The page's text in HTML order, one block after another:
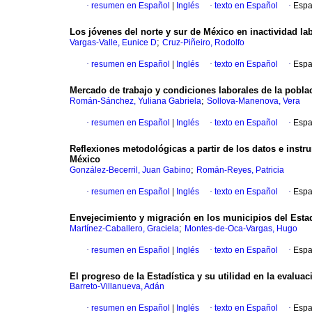
· resumen en Español Inglés · texto en Español ·
Los jóvenes del norte y sur de México en inactividad
Vargas-Valle, Eunice D; Cruz-Piñeiro, Rodolfo
· resumen en Español Inglés · texto en Español ·
Mercado de trabajo y condiciones laborales de la
Román-Sánchez, Yuliana Gabriela; Sollova-Manenova, Vera
· resumen en Español Inglés · texto en Español ·
Reflexiones metodológicas a partir de los datos e
México
González-Becerril, Juan Gabino; Román-Reyes, Patricia
· resumen en Español Inglés · texto en Español ·
Envejecimiento y migración en los municipios del
Martínez-Caballero, Graciela; Montes-de-Oca-Vargas, Hugo
· resumen en Español Inglés · texto en Español ·
El progreso de la Estadística y su utilidad en la
Barreto-Villanueva, Adán
· resumen en Español Inglés · texto en Español ·